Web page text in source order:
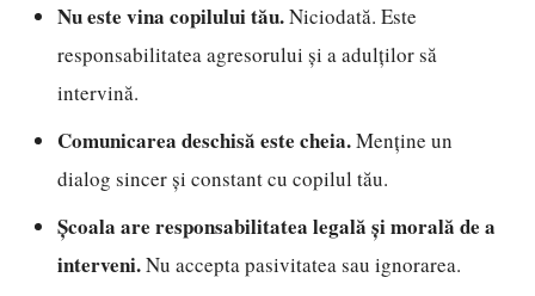
Nu este vina copilului tău.Niciodată. Este
responsabilitatea agresorului și a adulților să
intervină.
Comunicarea deschisă este cheia.Menține un
dialog sincer și constant cu copilul tău.
Școala are responsabilitatea legală și morală de a
interveni.Nu accepta pasivitatea sau ignorarea.